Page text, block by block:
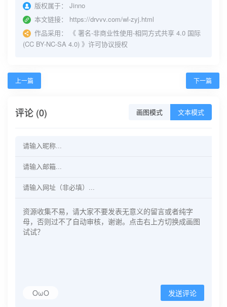
版权属于：
Jinno
本文链接：
https://drvvv.com/wl-zyj.html
作品采用：
《 署名-非商业性使用-相同方式共享 4.0 国际
(CC BY-NC-SA 4.0) 》许可协议授权
上一篇 下一篇
评论 (0) 画图模式 文本模式
OωO 发送评论